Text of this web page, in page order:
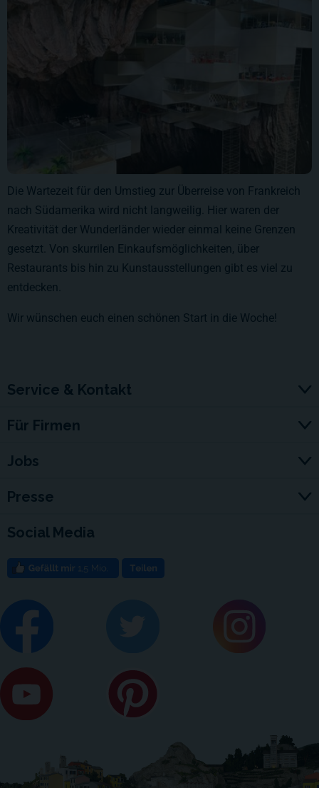
Die Wartezeit für den Umstieg zur Überreise von Frankreich
nach Südamerika wird nicht langweilig. Hier waren der
Kreativität der Wunderländer wieder einmal keine Grenzen
gesetzt. Von skurrilen Einkaufsmöglichkeiten, über
Restaurants bis hin zu Kunstausstellungen gibt es viel zu
entdecken.
Wir wünschen euch einen schönen Start in die Woche!
Service & Kontakt
Für Firmen
Jobs
Presse
Social Media